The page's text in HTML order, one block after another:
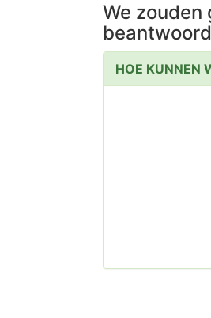
We
HOE KUNNEN